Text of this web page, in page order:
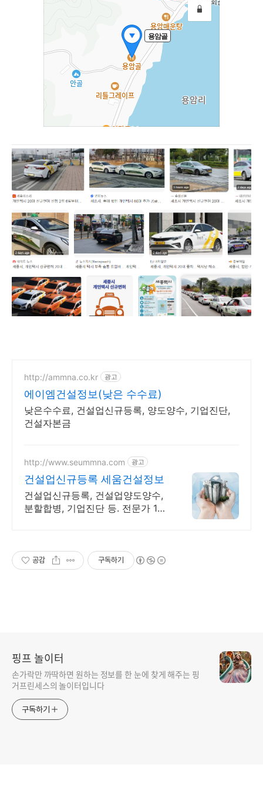
http://ammna.co.kr 광고
에이엠건설정보(낮은 수수료)
낮은수수료, 건설업신규등록, 양도양수, 기업진단,
건설자본금
http://www.seummna.com 광고
건설업신규등록 세움건설정보
건설업신규등록, 건설업양도양수,
분할합병, 기업진단 등. 전문가 1대
공감 구독하기
핑프 놀이터
손가락만 까딱하면 원하는 정보를 한 눈에 찾게 해주는 핑
거프린세스의 놀이터입니다
구독하기